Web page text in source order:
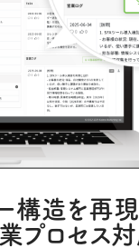
構造を再現
プロセス